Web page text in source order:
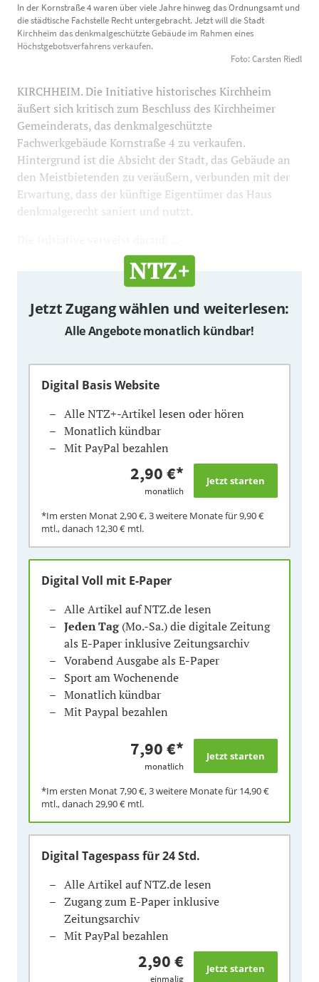
Ordnungsamt und die städtische Fachstelle Recht
untergebracht. Jetzt will die Stadt Kirchheim das
denkmalgeschützte Gebäude im Rahmen eines
Höchstgebotsverfahrens verkaufen. Foto: Carsten Riedl
1200 800
In der Kornstraße 4 waren über viele Jahre hinweg das Ordnungsamt und
die städtische Fachstelle Recht untergebracht. Jetzt will die Stadt
Kirchheim das denkmalgeschützte Gebäude im Rahmen eines
Höchstgebotsverfahrens verkaufen.
Foto: Carsten Riedl
KIRCHHEIM. Die Initiative historisches Kirchheim
äußert sich kritisch zum Beschluss des Kirchheimer
Gemeinderats, das denkmalgeschützte
Fachwerkgebäude Kornstraße 4 zu verkaufen.
Hintergrund ist die Absicht der Stadt, das Gebäude an
den Meistbietenden zu veräußern, verbunden mit der
Erwartung, dass der künftige Eigentümer das Haus
denkmalgerecht saniert und nutzt.
Jetzt Zugang wählen und weiterlesen:
Alle Angebote monatlich kündbar!
Digital Basis Website
Alle NTZ+-Artikel lesen oder hören
Monatlich kündbar
Mit PayPal bezahlen
2,90 €*
monatlich
*Im ersten Monat2,90 €, 3 weitere Monate für9,90 €
mtl., danach 12,30 € mtl.
Digital Voll mit E-Paper
Alle Artikel auf NTZ.de lesen
Jeden Tag(Mo.-Sa.) die digitale Zeitung
als E-Paper inklusive Zeitungsarchiv
Vorabend Ausgabe als E-Paper
Sport am Wochenende
Monatlich kündbar
Mit Paypal bezahlen
7,90 €*
monatlich
*Im ersten Monat7,90 €, 3 weitere Monate für 14,90 €
mtl., danach 29,90 € mtl.
Digital Tagespassfür 24 Std.
Alle Artikel auf NTZ.de lesen
Zugang zum E-Paper inklusive
Zeitungsarchiv
Mit PayPal bezahlen
2,90 €
einmalig